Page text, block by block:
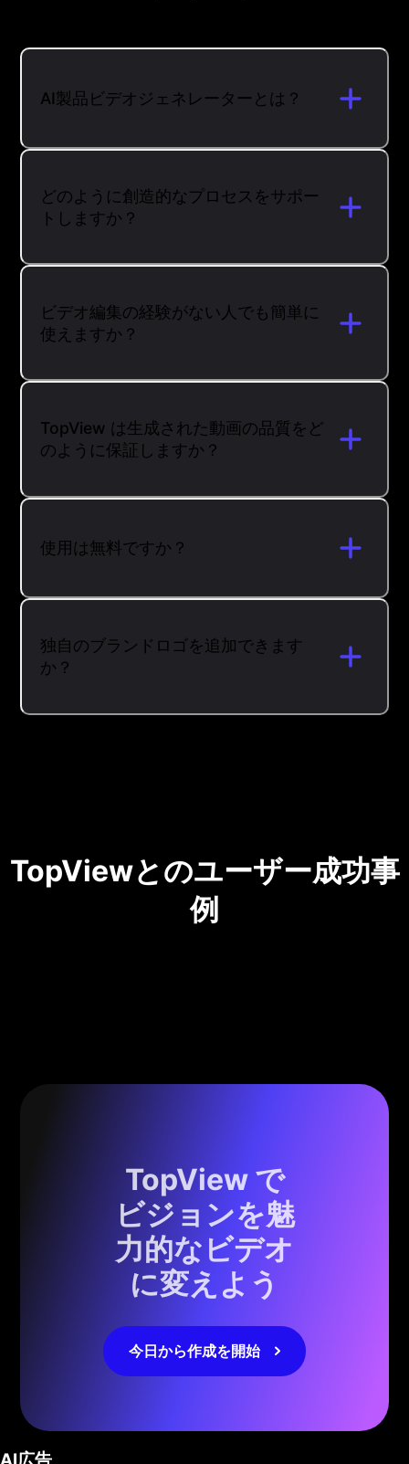
AI製品ビデオジェネレーターとは？
どのように創造的なプロセスをサポー
トしますか？
ビデオ編集の経験がない人でも簡単に
使えますか？
TopView は生成された動画の品質をど
のように保証しますか？
使用は無料ですか？
独自のブランドロゴを追加できます
か？
TopViewとのユーザー成功事
例
TopView で
ビジョンを魅
力的なビデオ
に変えよう
今日から作成を開始